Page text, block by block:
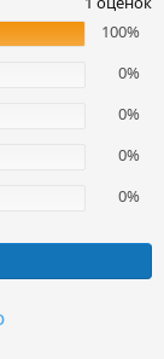
100%
0%
0%
0%
0%